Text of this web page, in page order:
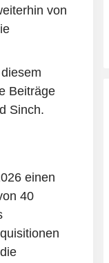
von
Beiträge
Sinch.
einen
40